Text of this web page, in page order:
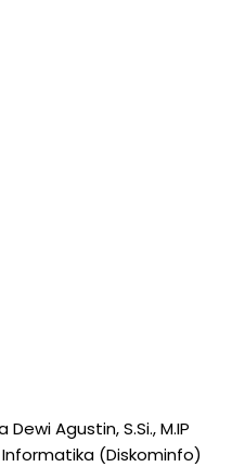
Agustin, S.Si., M.IP
(Diskominfo)